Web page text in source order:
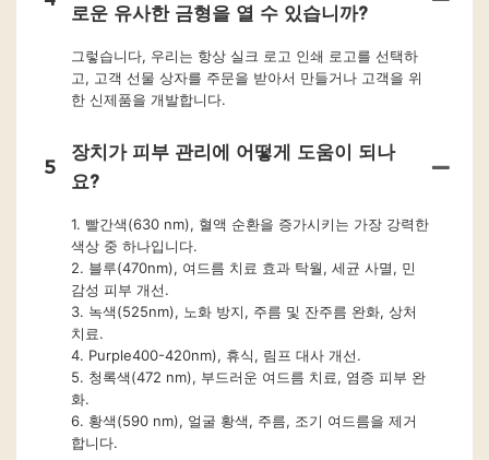
로운 유사한 금형을 열 수 있습니까?
그렇습니다, 우리는 항상 실크 로고 인쇄 로고를 선택하
고, 고객 선물 상자를 주문을 받아서 만들거나 고객을 위
한 신제품을 개발합니다.
5
장치가 피부 관리에 어떻게 도움이 되나
요?
1. 빨간색(630 nm), 혈액 순환을 증가시키는 가장 강력한
색상 중 하나입니다.
2. 블루(470nm), 여드름 치료 효과 탁월, 세균 사멸, 민
감성 피부 개선.
3. 녹색(525nm), 노화 방지, 주름 및 잔주름 완화, 상처
치료.
4. Purple400-420nm), 휴식, 림프 대사 개선.
5. 청록색(472 nm), 부드러운 여드름 치료, 염증 피부 완
화.
6. 황색(590 nm), 얼굴 황색, 주름, 조기 여드름을 제거
합니다.